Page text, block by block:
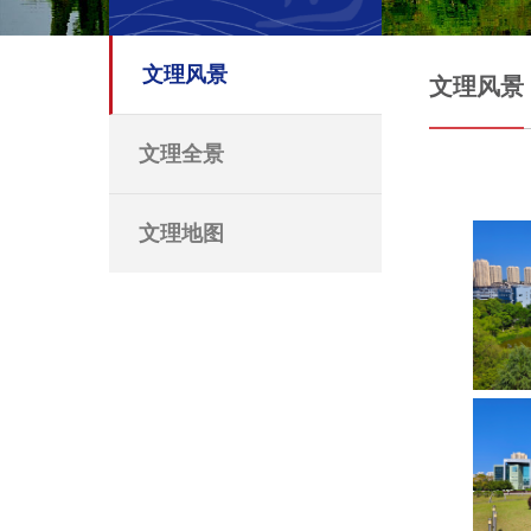
文理风景
文理全景
文理地图
文理风景